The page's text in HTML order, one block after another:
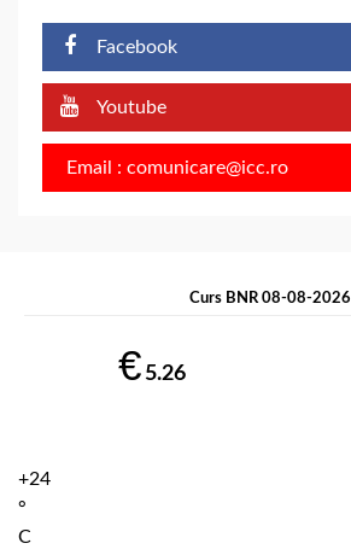
Facebook
Youtube
Email : comunicare@icc.ro
Curs BNR 08-08-2026
€ 5.26
+24
°
C